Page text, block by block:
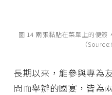
圖 14 兩張黏貼在菜單上的便簽
（
長期以來，能參與專為
問而舉辦的國宴，皆為